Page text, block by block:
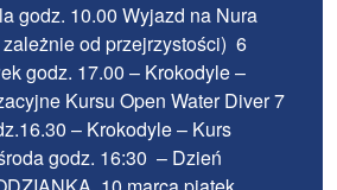
godz. 10.00 Wyjazd na Nura
od przejrzystości) 6
godz. 17.00 – Krokodyle –
Kursu Open Water Diver 7
– Krokodyle – Kurs
godz. 16:30 – Dzień